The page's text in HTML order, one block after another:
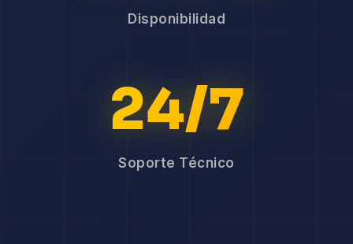
Disponibilidad
24/7
Soporte Técnico